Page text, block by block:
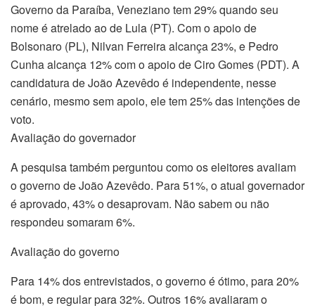
Governo da Paraíba, Veneziano tem 29% quando seu
nome é atrelado ao de Lula (PT). Com o apoio de
Bolsonaro (PL), Nilvan Ferreira alcança 23%, e Pedro
Cunha alcança 12% com o apoio de Ciro Gomes (PDT). A
candidatura de João Azevêdo é independente, nesse
cenário, mesmo sem apoio, ele tem 25% das intenções de
voto.
Avaliação do governador
A pesquisa também perguntou como os eleitores avaliam
o governo de João Azevêdo. Para 51%, o atual governador
é aprovado, 43% o desaprovam. Não sabem ou não
respondeu somaram 6%.
Avaliação do governo
Para 14% dos entrevistados, o governo é ótimo, para 20%
é bom, e regular para 32%. Outros 16% avaliaram o